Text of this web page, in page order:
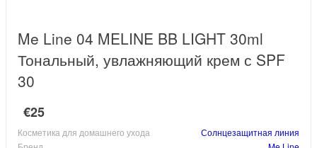
Me Line 04 MELINE BB LIGHT 30ml
Тональный, увлажняющий крем с SPF
30
€25
Косметика для домашнего ухода
Солнцезащитная линия